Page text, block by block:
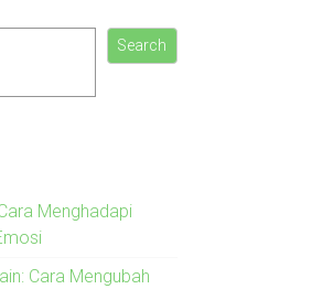
Search
Menghadapi
Cara Mengubah